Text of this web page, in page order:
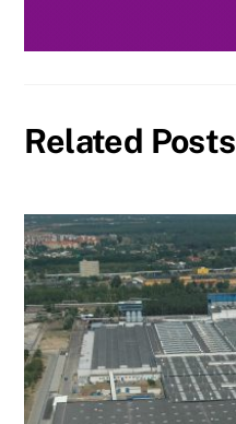
Related Posts